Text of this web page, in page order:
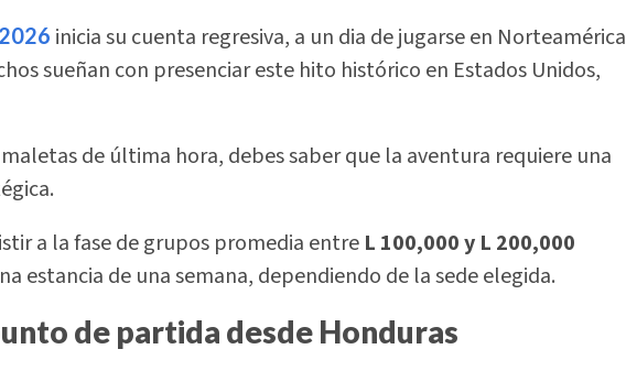
inicia su cuenta regresiva, a un dia de jugarse en Norteamérica
sueñan con presenciar este hito histórico en Estados Unidos,
de última hora, debes saber que la aventura requiere una
a la fase de grupos promedia entre L 100,000 y L 200,000
estancia de una semana, dependiendo de la sede elegida.
de partida desde Honduras